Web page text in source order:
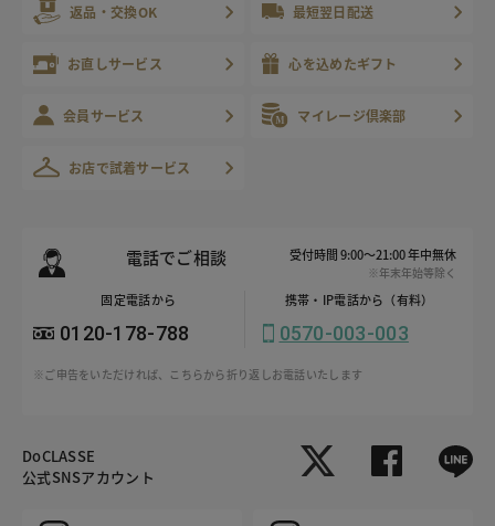
返品・交換OK 最短翌日配送
お直しサービス 心を込めたギフト
会員サービス マイレージ倶楽部
お店で試着サービス
電話でご相談 受付時間 9:00～21:00 年中無休
※年末年始等除く
固定電話から
0120-178-788
携帯・IP電話から（有料）
0570-003-003
※ご申告をいただければ、こちらから折り返しお電話いたします
DoCLASSE
公式SNSアカウント